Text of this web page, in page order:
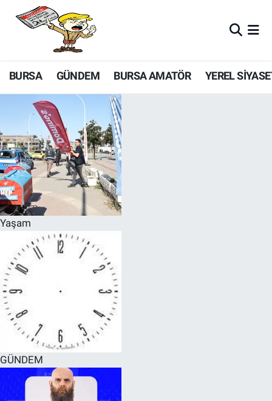
BURSA GÜNDEM BURSA AMATÖR YEREL
Yaşam
GÜNDEM